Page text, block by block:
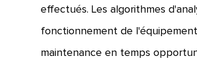
effectués. Les algorithmes
fonctionnement de
maintenance en temps